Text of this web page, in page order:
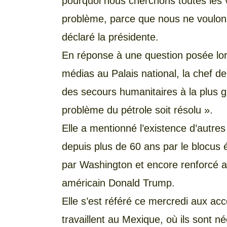
problème, parce que nous ne
déclaré la présidente.
En réponse à une question posée
médias au Palais national, la chef
des secours humanitaires à la plus
problème du pétrole soit résolu ».
Elle a mentionné l’existence
depuis plus de 60 ans par le blocus
par Washington et encore renforcé
américain Donald Trump.
Elle s’est référé ce mercredi aux
travaillent au Mexique, où ils sont